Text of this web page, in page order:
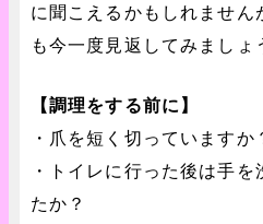
に聞こえるかもしれません
も今一度見返してみましょ
【調理をする前に】
・爪を短く切っていますか
・トイレに行った後は手
たか？